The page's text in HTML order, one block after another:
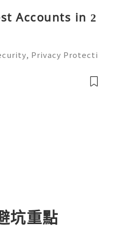
Accounts in 2
Privacy Protecti
Support 💫💎💲💫🌐✨
坑重點